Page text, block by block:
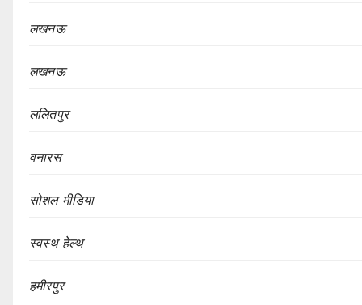
लखनऊ
लखनऊ
ललितपुर
वनारस
सोशल मीडिया
स्वस्थ हेल्थ
हमीरपुर